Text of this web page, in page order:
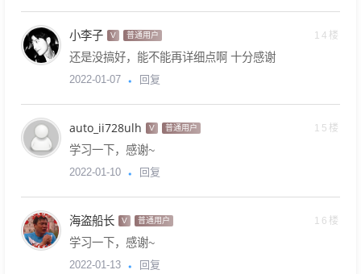
小李子 V 普通用户 14楼
还是没搞好，能不能再详细点啊 十分感谢
2022-01-07 回复
auto_ii728ulh V 普通用户 15楼
学习一下，感谢~
2022-01-10 回复
海盗船长 V 普通用户 16楼
学习一下，感谢~
2022-01-13 回复